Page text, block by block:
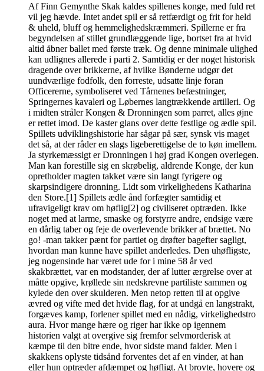
Af Finn Gemynthe Skak kaldes spillenes konge, med fuld ret
vil jeg hævde. Intet andet spil er så retfærdigt og frit for held
& uheld, bluff og hemmelighedskræmmeri. Spillerne er fra
begyndelsen af stillet grundlæggende lige, bortset fra at hvid
altid åbner ballet med første træk. Og denne minimale ulighed
kan udlignes allerede i parti 2. Samtidig er der noget historisk
dragende over brikkerne, af hvilke Bønderne udgør det
uundværlige fodfolk, den forreste, udsatte linje foran
Officererne, symboliseret ved Tårnenes befæstninger,
Springernes kavaleri og Løbernes langtrækkende artilleri. Og
i midten stråler Kongen & Dronningen som parret, alles øjne
er rettet imod. De kaster glans over dette festlige og ædle spil.
Spillets udviklingshistorie har sågar på sær, synsk vis maget
det så, at der råder en slags ligeberettigelse de to køn imellem.
Ja styrkemæssigt er Dronningen i høj grad Kongen overlegen.
Man kan forestille sig en skrøbelig, aldrende Konge, der kun
opretholder magten takket være sin langt fyrigere og
skarpsindigere dronning. Lidt som virkelighedens Katharina
den Store.[1] Spillets ædle ånd forfægter samtidig et
ufravigeligt krav om høflig[2] og civiliseret optræden. Ikke
noget med at larme, smaske og forstyrre andre, endsige være
en dårlig taber og feje de overlevende brikker af brættet. No
go! -man takker pænt for partiet og drøfter bagefter sagligt,
hvordan man kunne have spillet anderledes. Den uhøfligste,
jeg nogensinde har været ude for i mine 58 år ved
skakbrættet, var en modstander, der af lutter ærgrelse over at
måtte opgive, krøllede sin nedskrevne partiliste sammen og
kylede den over skulderen. Men netop retten til at opgive
ævred og vifte med det hvide flag, for at undgå en langstrakt,
forgæves kamp, forlener spillet med en nådig, virkelighedstro
aura. Hvor mange hære og riger har ikke op igennem
historien valgt at overgive sig fremfor selvmorderisk at
kæmpe til den bitre ende, hvor sidste mand falder. Men i
skakkens oplyste tidsånd forventes det af en vinder, at han
eller hun optræder afdæmpet og høfligt. At brovte, hovere og